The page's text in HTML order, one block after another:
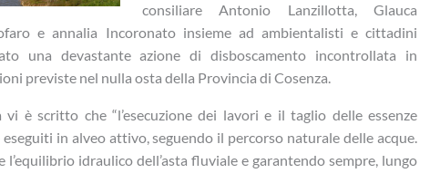
consiliare Antonio Lanzillotta, Glauca
e annalia Incoronato insieme ad ambientalisti e cittadini
una devastante azione di disboscamento incontrollata in
previste nel nulla osta della Provincia di Cosenza.
vi è scritto che “l’esecuzione dei lavori e il taglio delle essenze
in alveo attivo, seguendo il percorso naturale delle acque.
idraulico dell’asta fluviale e garantendo sempre, lungo